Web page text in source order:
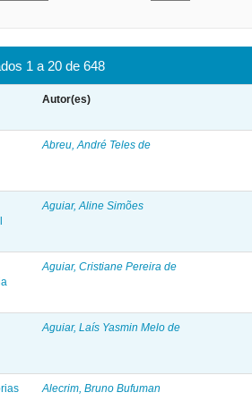
1 a 20 de 648
Autor(es)
Abreu, André Teles de
Aguiar, Aline Simões
Aguiar, Cristiane Pereira de
Aguiar, Laís Yasmin Melo de
Alecrim, Bruno Bufuman